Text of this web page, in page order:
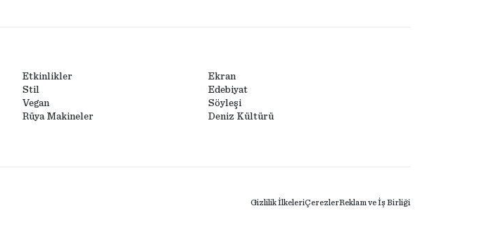
Etkinlikler
Ekran
Stil
Edebiyat
Vegan
Söyleşi
Rüya Makineler Deniz Kültürü
Gizlilik İlkeleriÇerezlerReklam ve İş Birliği